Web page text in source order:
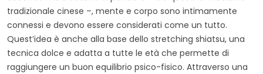
tradizionale cinese –, mente e corpo sono intimamente
connessi e devono essere considerati come un tutto.
Quest’idea è anche alla base dello stretching shiatsu, una
tecnica dolce e adatta a tutte le età che permette di
raggiungere un buon equilibrio psico-fisico. Attraverso una